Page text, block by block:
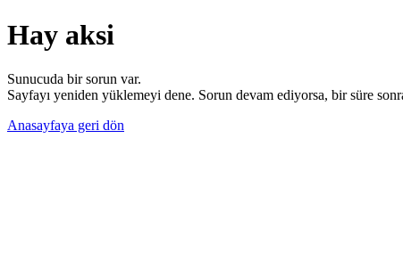
Hay aksi
Sunucuda bir sorun var.
Sayfayı yeniden yüklemeyi dene. Sorun devam ediyorsa, bir süre
Anasayfaya geri dön